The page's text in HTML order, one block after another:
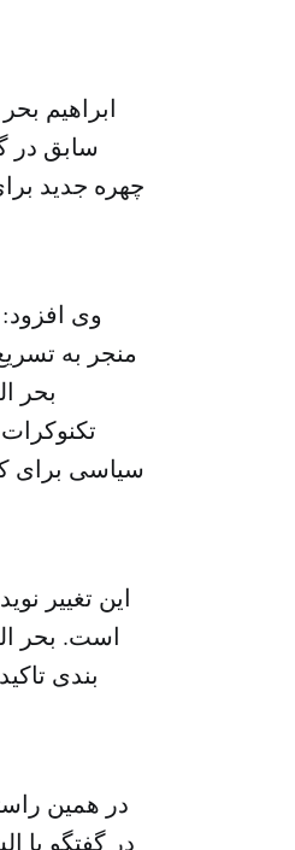
ابراهیم
سابق در
چهره جدید
وی
منجر به
بحر
سیاسی برای
این تغییر
است. بحر
بندی
در همین
در گفتگو با